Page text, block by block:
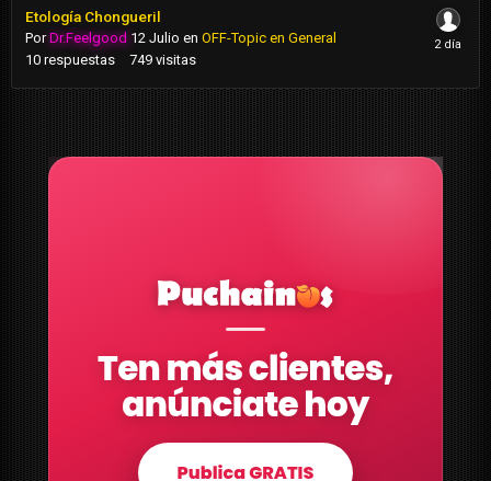
Etología Chongueril
PorDr.Feelgood 12 Julio en OFF-Topic en General
10 respuestas 749 visitas